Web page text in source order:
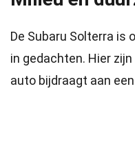
De Subaru Solterra is
in gedachten. Hier
auto bijdraagt aan